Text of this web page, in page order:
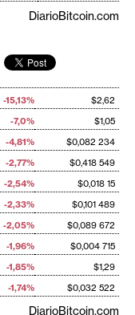
DiarioBitcoin.com
-15,13%
$2,62
-7,0%
$1,05
-4,81%
$0,082 234
-2,77%
$0,418 549
-2,54%
$0,018 15
-2,33%
$0,101 489
-2,05%
$0,089 672
-1,96%
$0,004 715
-1,85%
$1,29
-1,74% $0,032 522
DiarioBitcoin.com